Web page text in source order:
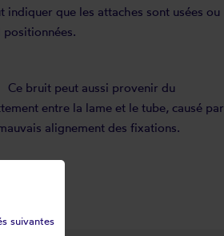
indiquer que les attaches sont usées ou
positionnées.
Ce bruit peut aussi provenir du
entre la lame et le tube, causé par
alignement des fixations.
suivantes